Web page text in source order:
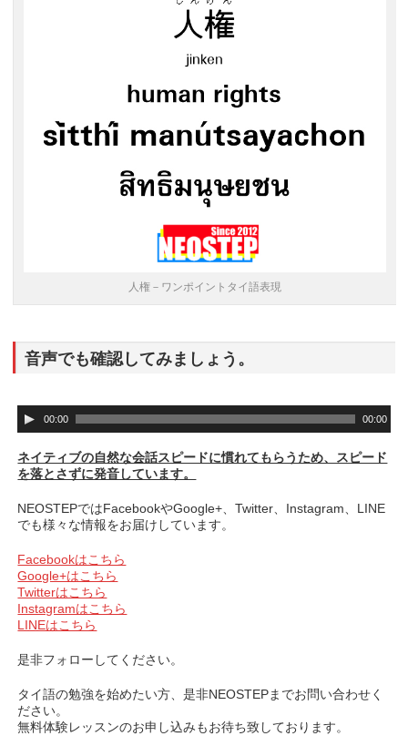
人権－ワンポイントタイ語表現
音声でも確認してみましょう。
音
声
レ
ー
ー
00:00 00:00
ネイティブの自然な会話スピードに慣れてもらうため、スピード
を落とさずに発音しています。
NEOSTEPではFacebookやGoogle+、Twitter、Instagram、LINE
でも様々な情報をお届けしています。
Facebookはこちら
Google+はこちら
Twitterはこちら
Instagramはこちら
LINEはこちら
是非フォローしてください。
タイ語の勉強を始めたい方、是非NEOSTEPまでお問い合わせく
ださい。
無料体験レッスンのお申し込みもお待ち致しております。